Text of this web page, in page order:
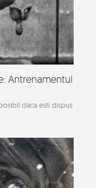
Antrenamentul
daca esti dispus